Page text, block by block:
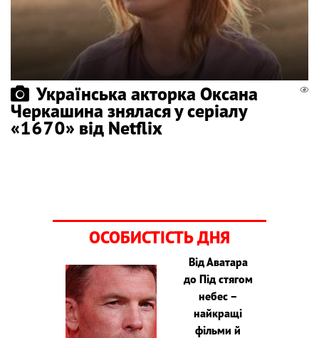
Українська акторка Оксана
Черкашина знялася у серіалу
«1670» від Netflix
ОСОБИСТІСТЬ ДНЯ
Від Аватара
до Під стягом
небес –
найкращі
фільми й